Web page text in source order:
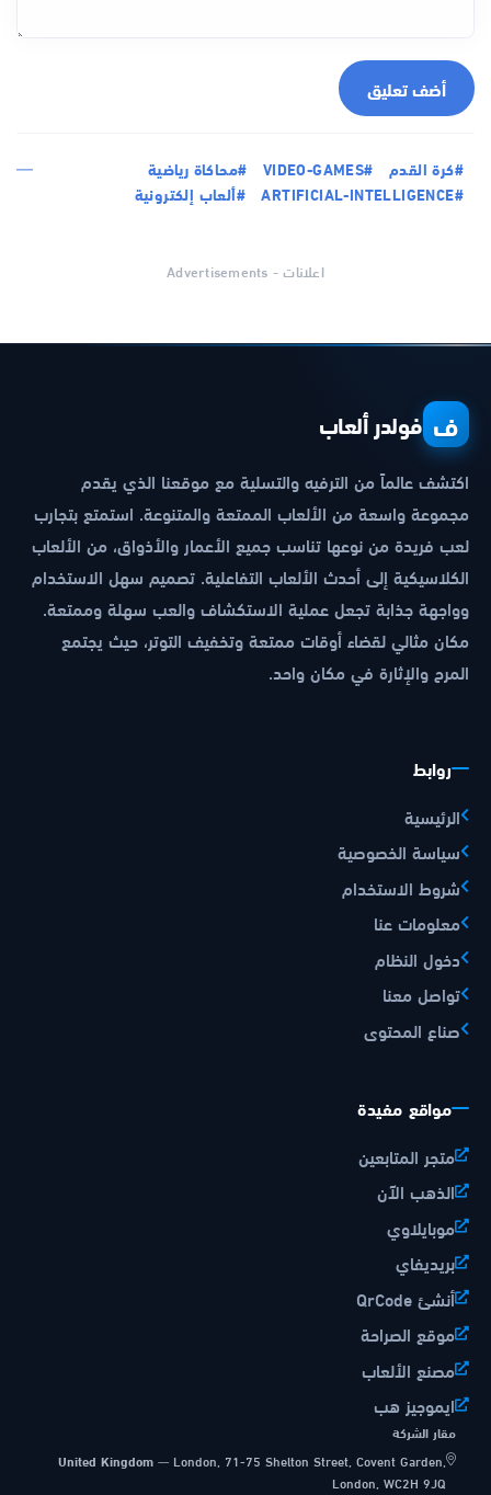
أضف تعليق
#كرة القدم #VIDEO-GAMES
#محاكاة رياضية
#ARTIFICIAL-INTELLIGENCE
#ألعاب إلكترونية
اعلانات - Advertisements
ف فولدر ألعاب
اكتشف عالماً من الترفيه والتسلية مع موقعنا الذي يقدم
مجموعة واسعة من الألعاب الممتعة والمتنوعة. استمتع بتجارب
لعب فريدة من نوعها تناسب جميع الأعمار والأذواق، من الألعاب
الكلاسيكية إلى أحدث الألعاب التفاعلية. تصميم سهل الاستخدام
وواجهة جذابة تجعل عملية الاستكشاف والعب سهلة وممتعة.
مكان مثالي لقضاء أوقات ممتعة وتخفيف التوتر، حيث يجتمع
المرح والإثارة في مكان واحد.
روابط
الرئيسية
سياسة الخصوصية
شروط الاستخدام
معلومات عنا
دخول النظام
تواصل معنا
صناع المحتوى
مواقع مفيدة
متجر المتابعين
الذهب الآن
موبايلاوي
بريديفاي
أنشئ QrCode
موقع الصراحة
مصنع الألعاب
ايموجيز هب
مقار الشركة
United Kingdom — London, 71-75 Shelton Street, Covent Garden,
London, WC2H 9JQ